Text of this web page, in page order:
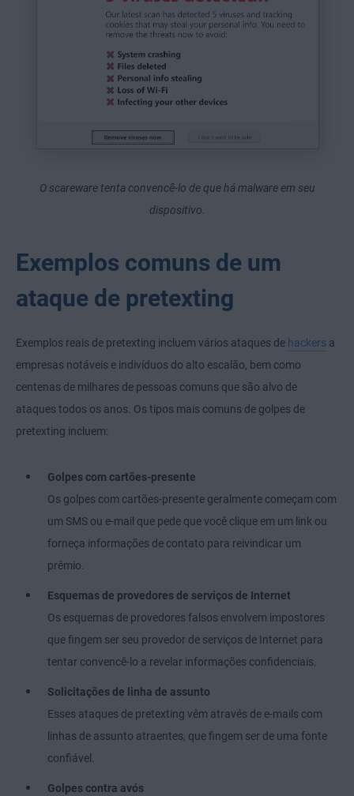
O scareware tenta convencê-lo de que há malware em seu
dispositivo.
Exemplos comuns de um
ataque de pretexting
Exemplos reais de pretexting incluem vários ataques de hackers a
empresas notáveis e indivíduos do alto escalão, bem como
centenas de milhares de pessoas comuns que são alvo de
ataques todos os anos. Os tipos mais comuns de golpes de
pretexting incluem:
Golpes com cartões-presente
Os golpes com cartões-presente geralmente começam com
um SMS ou e-mail que pede que você clique em um link ou
forneça informações de contato para reivindicar um
prêmio.
Esquemas de provedores de serviços de Internet
Os esquemas de provedores falsos envolvem impostores
que fingem ser seu provedor de serviços de Internet para
tentar convencê-lo a revelar informações confidenciais.
Solicitações de linha de assunto
Esses ataques de pretexting vêm através de e-mails com
linhas de assunto atraentes, que fingem ser de uma fonte
confiável.
Golpes contra avós